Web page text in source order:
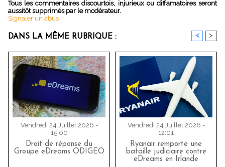
Tous les commentaires discourtois, injurieux ou diffamatoires seront
aussitôt supprimés par le modérateur.
Signaler un abus
DANS LA MÊME RUBRIQUE : < >
Vendredi 24 Juillet 2026 -
15:00
Droit de réponse du
Groupe eDreams ODIGEO
Vendredi 24 Juillet 2026 -
12:01
Ryanair remporte une
bataille judiciaire contre
eDreams en Irlande